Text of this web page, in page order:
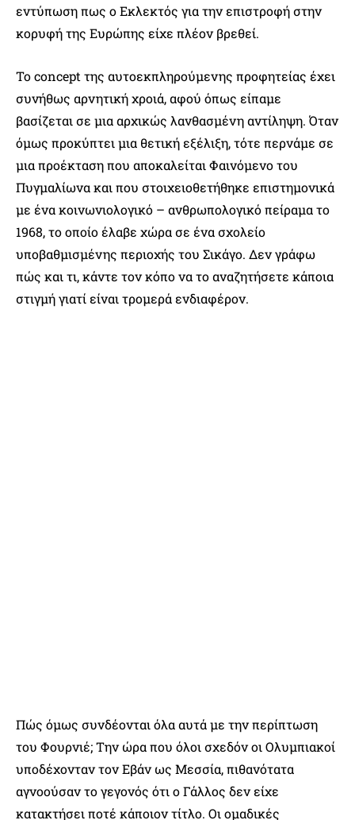
εντύπωση πως ο Εκλεκτός για την επιστροφή στην
κορυφή της Ευρώπης είχε πλέον βρεθεί.
Το concept της αυτοεκπληρούμενης προφητείας έχει
συνήθως αρνητική χροιά, αφού όπως είπαμε
βασίζεται σε μια αρχικώς λανθασμένη αντίληψη. Όταν
όμως προκύπτει μια θετική εξέλιξη, τότε περνάμε σε
μια προέκταση που αποκαλείται Φαινόμενο του
Πυγμαλίωνα και που στοιχειοθετήθηκε επιστημονικά
με ένα κοινωνιολογικό – ανθρωπολογικό πείραμα το
1968, το οποίο έλαβε χώρα σε ένα σχολείο
υποβαθμισμένης περιοχής του Σικάγο. Δεν γράφω
πώς και τι, κάντε τον κόπο να το αναζητήσετε κάποια
στιγμή γιατί είναι τρομερά ενδιαφέρον.
Πώς όμως συνδέονται όλα αυτά με την περίπτωση
του Φουρνιέ; Την ώρα που όλοι σχεδόν οι Ολυμπιακοί
υποδέχονταν τον Εβάν ως Μεσσία, πιθανότατα
αγνοούσαν το γεγονός ότι ο Γάλλος δεν είχε
κατακτήσει ποτέ κάποιον τίτλο. Οι ομαδικές